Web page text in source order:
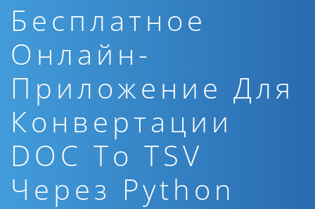
Бесплатное
Онлайн-
Приложение Для
Конвертации
DOC To TSV
Через Python